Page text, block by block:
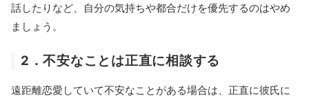
話したりなど、自分の気持ちや都合だけを優先するのはやめ
ましょう。
2．不安なことは正直に相談する
遠距離恋愛していて不安なことがある場合は、正直に彼氏に